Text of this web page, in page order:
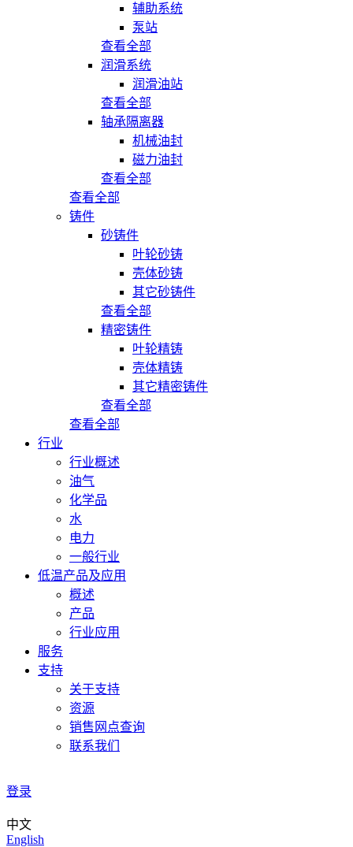
辅助系统
泵站
查看全部
润滑系统
润滑油站
查看全部
轴承隔离器
机械油封
磁力油封
查看全部
查看全部
铸件
砂铸件
叶轮砂铸
壳体砂铸
其它砂铸件
查看全部
精密铸件
叶轮精铸
壳体精铸
其它精密铸件
查看全部
查看全部
行业
行业概述
油气
化学品
水
电力
一般行业
低温产品及应用
概述
产品
行业应用
服务
支持
关于支持
资源
销售网点查询
联系我们
登录
中文
English